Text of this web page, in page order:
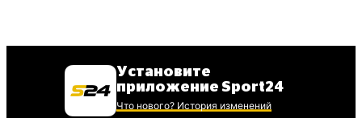
Установите
приложение Sport24
Что нового? История изменений